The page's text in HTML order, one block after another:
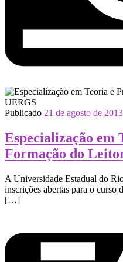
Publicado 21 de agosto de 2013
Especialização em
Formação do
A Universidade Estadual do
inscrições abertas para o curso
[…]